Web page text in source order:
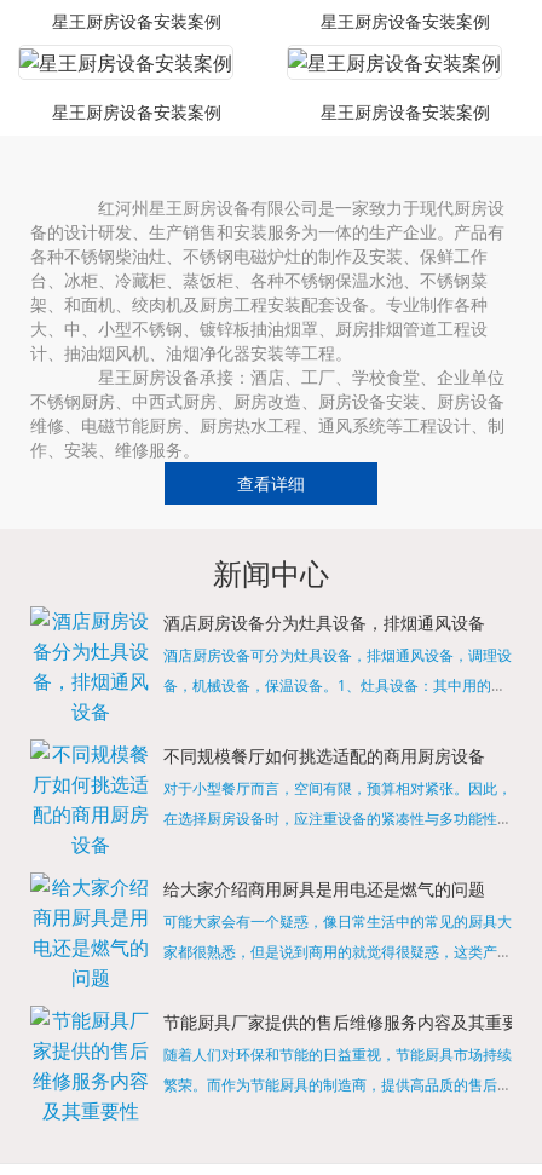
星王厨房设备安装案例 星王厨房设备安装案例
星王厨房设备安装案例 星王厨房设备安装案例
红河州星王厨房设备有限公司是一家致力于现代厨房设
备的设计研发、生产销售和安装服务为一体的生产企业。产品有
各种不锈钢柴油灶、不锈钢电磁炉灶的制作及安装、保鲜工作
台、冰柜、冷藏柜、蒸饭柜、各种不锈钢保温水池、不锈钢菜
架、和面机、绞肉机及厨房工程安装配套设备。专业制作各种
大、中、小型不锈钢、镀锌板抽油烟罩、厨房排烟管道工程设
计、抽油烟风机、油烟净化器安装等工程。
星王厨房设备承接：酒店、工厂、学校食堂、企业单位
不锈钢厨房、中西式厨房、厨房改造、厨房设备安装、厨房设备
维修、电磁节能厨房、厨房热水工程、通风系统等工程设计、制
作、安装、维修服务。
查看详细
新闻中心
酒店厨房设备分为灶具设备，排烟通风设备
酒店厨房设备可分为灶具设备，排烟通风设备，调理设
备，机械设备，保温设备。1、灶具设备：其中用的较
缺少的，经过相关检测证明的合格设备才能进行使用，
不同规模餐厅如何挑选适配的商用厨房设备
对于小型餐厅而言，空间有限，预算相对紧张。因此，
在选择厨房设备时，应注重设备的紧凑性与多功能性。
烹饪设备，既能节省空间，又能满足多样化的烹饪需
给大家介绍商用厨具是用电还是燃气的问题
可能大家会有一个疑惑，像日常生活中的常见的厨具大
家都很熟悉，但是说到商用的就觉得很疑惑，这类产品
店用的就是商用的吗?还真别说，真被大家猜对了，这
节能厨具厂家提供的售后维修服务内容及其重要性
随着人们对环保和节能的日益重视，节能厨具市场持续
繁荣。而作为节能厨具的制造商，提供高品质的售后维